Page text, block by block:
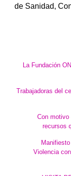
de Sanidad,
La Fundación
Trabajadoras del
Con motivo
recursos
Violencia